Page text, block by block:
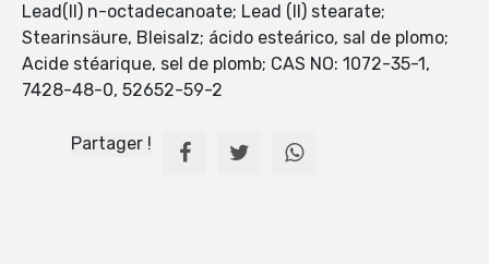
Lead(II) n-octadecanoate; Lead (II) stearate;
Stearinsäure, Bleisalz; ácido esteárico, sal de plomo;
Acide stéarique, sel de plomb; CAS NO: 1072-35-1,
7428-48-0, 52652-59-2
Partager !